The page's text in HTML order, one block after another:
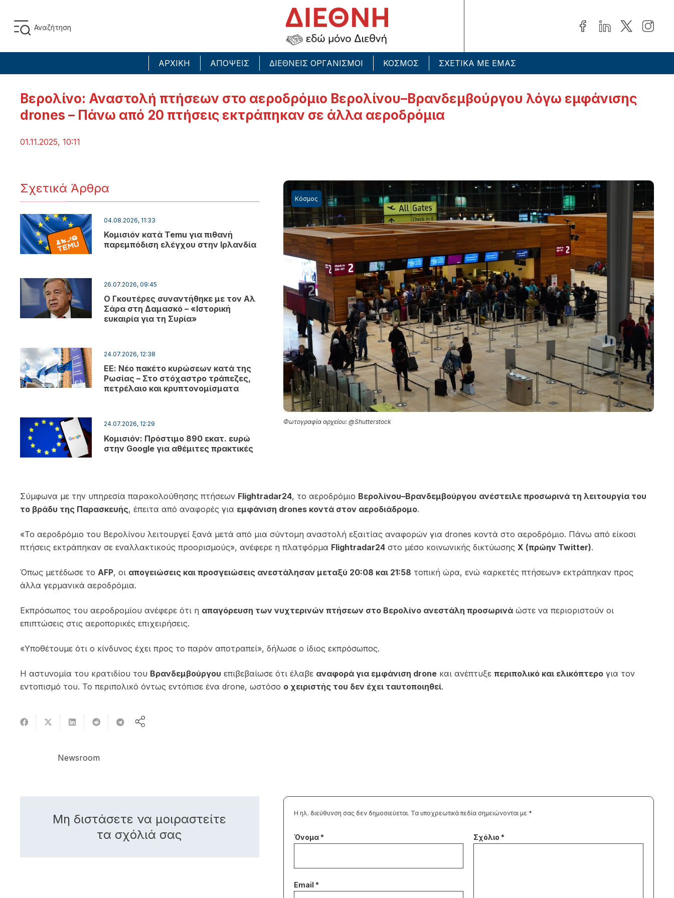
ΑΡΧΙΚΗ ΑΠΟΨΕΙΣ ΔΙΕΘΝΕΙΣ ΟΡΓΑΝΙΣΜΟΙ ΚΟΣΜΟΣ ΣΧΕΤΙΚΑ ΜΕ ΕΜΑΣ
Βερολίνο: Αναστολή πτήσεων στο αεροδρόμιο Βερολίνου–Βρανδεμβούργου λόγω εμφάνισης
drones – Πάνω από 20 πτήσεις εκτράπηκαν σε άλλα αεροδρόμια
01.11.2025, 10:11
Σχετικά Άρθρα
04.08.2026, 11:33
Κομισιόν κατά Temu για πιθανή
παρεμπόδιση ελέγχου στην Ιρλανδία
26.07.2026, 09:45
Ο Γκουτέρες συναντήθηκε με τον Αλ
Σάρα στη Δαμασκό – «Ιστορική
ευκαιρία για τη Συρία»
24.07.2026, 12:38
ΕΕ: Νέο πακέτο κυρώσεων κατά της
Ρωσίας – Στο στόχαστρο τράπεζες,
πετρέλαιο και κρυπτονομίσματα
24.07.2026, 12:29
Κομισιόν: Πρόστιμο 890 εκατ. ευρώ
στην Google για αθέμιτες πρακτικές
Φωτογραφία αρχείου: @Shutterstock
Κόσμος
Σύμφωνα με την υπηρεσία παρακολούθησης πτήσεων Flightradar24, το αεροδρόμιο Βερολίνου–Βρανδεμβούργου ανέστειλε προσωρινά τη λειτουργία του
το βράδυ της Παρασκευής, έπειτα από αναφορές για εμφάνιση drones κοντά στον αεροδιάδρομο.
«Το αεροδρόμιο του Βερολίνου λειτουργεί ξανά μετά από μια σύντομη αναστολή εξαιτίας αναφορών για drones κοντά στο αεροδρόμιο. Πάνω από είκοσι
πτήσεις εκτράπηκαν σε εναλλακτικούς προορισμούς», ανέφερε η πλατφόρμα Flightradar24 στο μέσο κοινωνικής δικτύωσης X (πρώην Twitter).
Όπως μετέδωσε το AFP, οι απογειώσεις και προσγειώσεις ανεστάλησαν μεταξύ 20:08 και 21:58 τοπική ώρα, ενώ «αρκετές πτήσεων» εκτράπηκαν προς
άλλα γερμανικά αεροδρόμια.
Εκπρόσωπος του αεροδρομίου ανέφερε ότι η απαγόρευση των νυχτερινών πτήσεων στο Βερολίνο ανεστάλη προσωρινά ώστε να περιοριστούν οι
επιπτώσεις στις αεροπορικές επιχειρήσεις.
«Υποθέτουμε ότι ο κίνδυνος έχει προς το παρόν αποτραπεί», δήλωσε ο ίδιος εκπρόσωπος.
Η αστυνομία του κρατιδίου του Βρανδεμβούργου επιβεβαίωσε ότι έλαβε αναφορά για εμφάνιση drone και ανέπτυξε περιπολικό και ελικόπτερο για τον
εντοπισμό του. Το περιπολικό όντως εντόπισε ένα drone, ωστόσο ο χειριστής του δεν έχει ταυτοποιηθεί.
Newsroom
Μη διστάσετε να μοιραστείτε
τα σχόλιά σας
Η ηλ. διεύθυνση σας δεν δημοσιεύεται. Τα υποχρεωτικά πεδία σημειώνονται με *